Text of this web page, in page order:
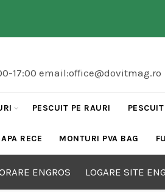
17:00 email:office@dovitmag.ro
PESCUIT PE RAURI
RECE MONTURI PVA BAG
ENGROS LOGARE SITE